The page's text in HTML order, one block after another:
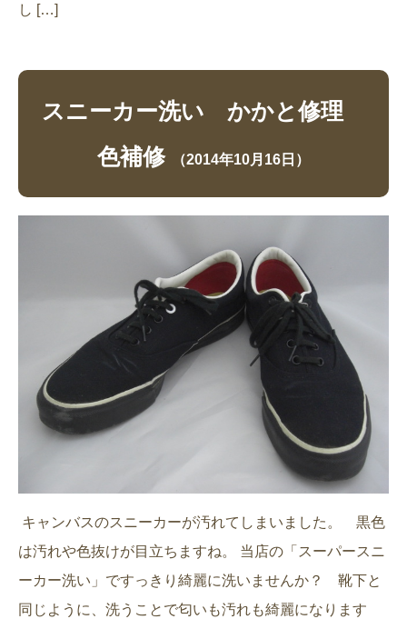
し […]
スニーカー洗い かかと修理
色補修
（2014年10月16日）
キャンバスのスニーカーが汚れてしまいました。 黒色
は汚れや色抜けが目立ちますね。 当店の「スーパースニ
ーカー洗い」ですっきり綺麗に洗いませんか？ 靴下と
同じように、洗うことで匂いも汚れも綺麗になります